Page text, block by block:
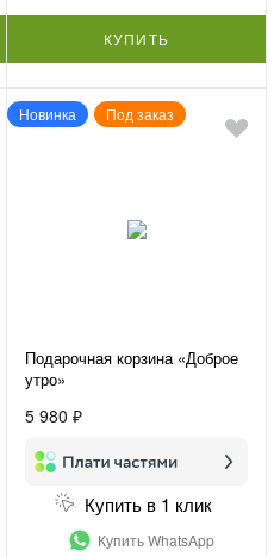
КУПИТЬ
Новинка Под заказ
Подарочная корзина «Доброе
утро»
5 980 ₽
Купить в 1 клик
Купить WhatsApp